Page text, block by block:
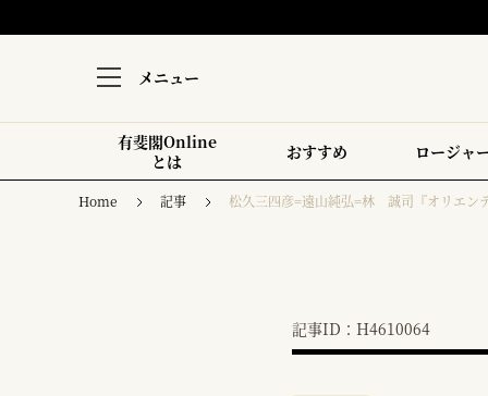
メニュー
有斐閣Online
とは
おすすめ ロージャ
Home 記事 松久三四彦=遠山純弘=林 誠司『オリエン
記事ID：H4610064